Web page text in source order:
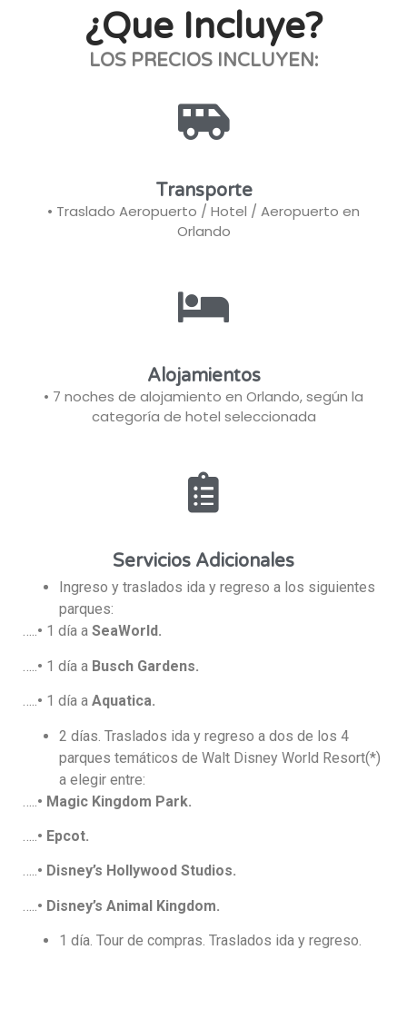
¿Que Incluye?
LOS PRECIOS INCLUYEN:
Transporte
• Traslado Aeropuerto / Hotel / Aeropuerto en
Orlando
Alojamientos
• 7 noches de alojamiento en Orlando, según la
categoría de hotel seleccionada
Servicios Adicionales
Ingreso y traslados ida y regreso a los siguientes
parques:
…..• 1 día a SeaWorld.
…..• 1 día a Busch Gardens.
…..• 1 día a Aquatica.
2 días. Traslados ida y regreso a dos de los 4
parques temáticos de Walt Disney World Resort(*)
a elegir entre:
• Magic Kingdom Park.
…..• Epcot.
…..• Disney’s Hollywood Studios.
…..• Disney’s Animal Kingdom.
1 día. Tour de compras. Traslados ida y regreso.